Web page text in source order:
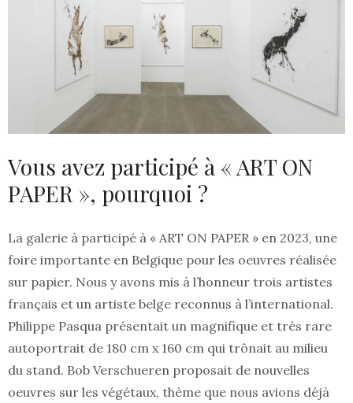
Vous avez participé à « ART ON
PAPER », pourquoi ?
La galerie à participé à « ART ON PAPER » en 2023, une
foire importante en Belgique pour les oeuvres réalisée
sur papier. Nous y avons mis à l’honneur trois artistes
français et un artiste belge reconnus à l’international.
Philippe Pasqua présentait un magnifique et très rare
autoportrait de 180 cm x 160 cm qui trônait au milieu
du stand. Bob Verschueren proposait de nouvelles
oeuvres sur les végétaux, thème que nous avions déjà